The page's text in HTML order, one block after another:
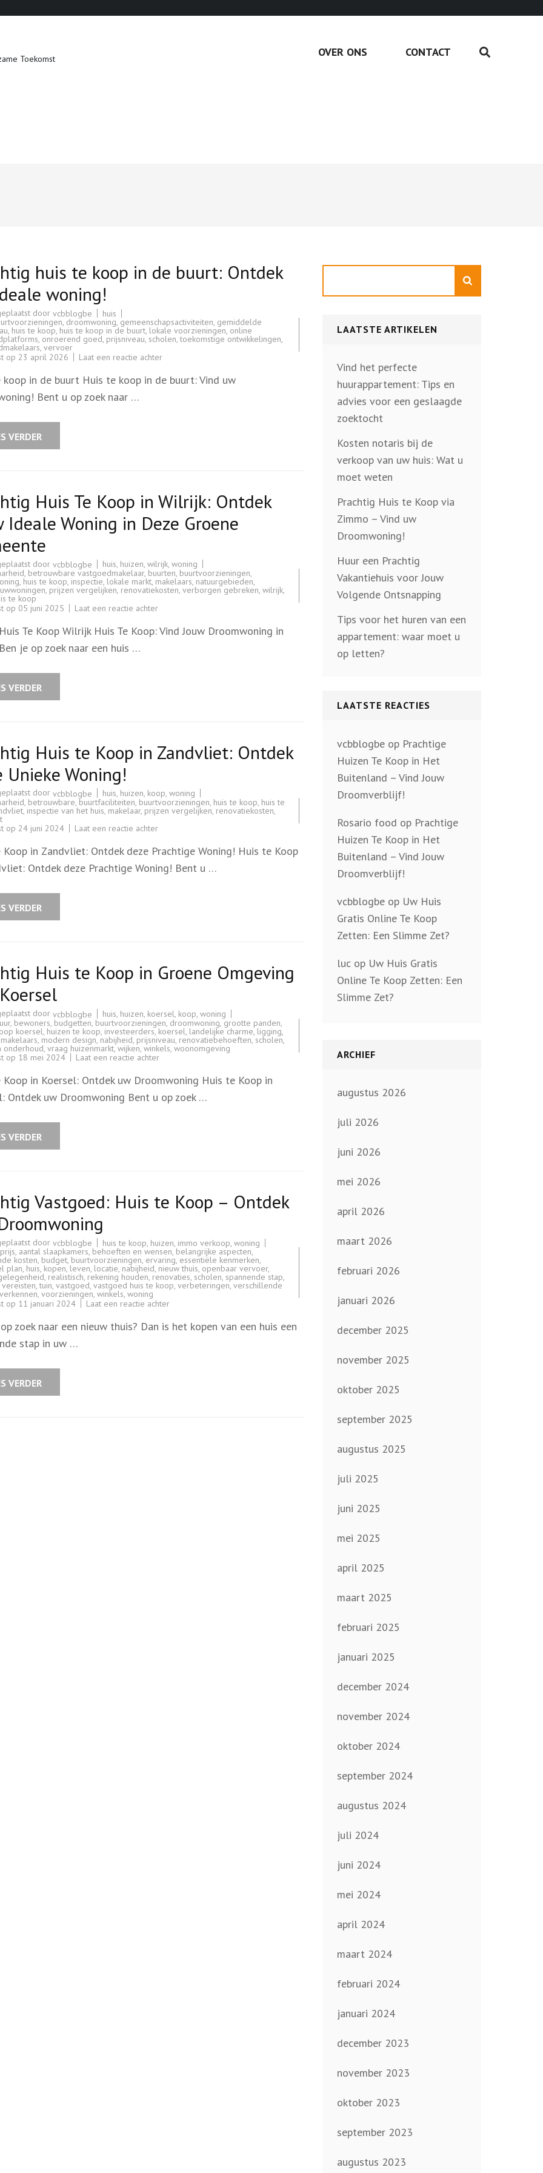
Toekomst OVER ONS CONTACT
huis te koop in de buurt: Ontdek
woning!
door vcbblogbe
huis
, droomwoning, gemeenschapsactiviteiten, gemiddelde
, huis te koop, huis te koop in de buurt, lokale voorzieningen, online
, onroerend goed, prijsniveau, scholen,toekomstige ontwikkelingen,
, vervoer
op 23 april 2026 Laat een reactie achterop
te
in de buurt Huis te koop in de buurt: Vind uw
Bent u op zoek naar …
VERDER
Huis Te Koop in Wilrijk: Ontdek
Ideale Woning in Deze Groene
door vcbblogbe huis, huizen, wilrijk, woning
, betrouwbare vastgoedmakelaar, buurten, buurtvoorzieningen,
, huis te koop, inspectie, lokale markt, makelaars, natuurgebieden,
, prijzen vergelijken, renovatiekosten, verborgen gebreken, wilrijk,
te koop
op 05 juni 2025 Laat een reactie achterop
Te
Te Koop Wilrijk Huis Te Koop: Vind Jouw Droomwoning in
je op zoek naar een huis …
VERDER
Huis te Koop in Zandvliet: Ontdek
Unieke Woning!
door vcbblogbe huis, huizen, koop, woning
, betrouwbare,buurtfaciliteiten, buurtvoorzieningen, huis te koop, huis te
, inspectie van het huis, makelaar, prijzen vergelijken, renovatiekosten,
op 24 juni 2024 Laat een reactie achterop
te
in
in Zandvliet: Ontdek deze Prachtige Woning! Huis te Koop
Ontdek deze Prachtige Woning! Bent u …
VERDER
Huis te Koop in Groene Omgeving
door vcbblogbe huis, huizen, koersel, koop, woning
, bewoners budgetten buurtvoorzieningen droomwoning grootte panden
koersel huizen te koop investeerders, koersel landelijke charme, ligging
makelaars modern design, nabijheid prijsniveau renovatiebehoeften scholen
onderhoud vraag huizenmarkt,wijken winkels woonomgeving
op 18 mei 2024 Laat een reactie achterop
te
in
in Koersel: Ontdek uw Droomwoning Huis te Koop in
Ontdek uw Droomwoning Bent u op zoek …
VERDER
Vastgoed: Huis te Koop – Ontdek
door vcbblogbe huis te koop huizen immo verkoop woning
, aantal slaapkamers, behoeften en wensen, belangrijke aspecten,
kosten, budget, buurtvoorzieningen, ervaring, essentiële kenmerken,
plan, huis, kopen, leven, locatie, nabijheid, nieuw thuis, openbaar vervoer,
, realistisch, rekening houden, renovaties, scholen, spannende stap,
,tuin, vastgoed, vastgoed huis te koop, verbeteringen, verschillende
, voorzieningen, winkels, woning
op 11 januari 2024 Laat een reactie achterop
Huis
zoek naar een nieuw thuis? Dan is het kopen van een huis een
stap in uw …
VERDER
LAATSTE ARTIKELEN
Vind het perfecte
huurappartement: Tips en
advies voor een geslaagde
zoektocht
Kosten notaris bij de
verkoop van uw huis: Wat u
moet weten
Prachtig Huis te Koop via
Zimmo – Vind uw
Droomwoning!
Huur een Prachtig
Vakantiehuis voor Jouw
Volgende Ontsnapping
Tips voor het huren van een
appartement: waar moet u
op letten?
LAATSTE REACTIES
vcbblogbeop Prachtige
Huizen Te Koop in Het
Buitenland – Vind Jouw
Droomverblijf!
Rosario food op Prachtige
Huizen Te Koop in Het
Buitenland – Vind Jouw
Droomverblijf!
vcbblogbeop Uw Huis
Gratis Online Te Koop
Zetten: Een Slimme Zet?
lucop Uw Huis Gratis
Online Te Koop Zetten: Een
Slimme Zet?
ARCHIEF
augustus 2026
juli 2026
juni 2026
mei 2026
april 2026
maart 2026
februari 2026
januari 2026
december 2025
november 2025
oktober 2025
september 2025
augustus 2025
juli 2025
juni 2025
mei 2025
april 2025
maart 2025
februari 2025
januari 2025
december 2024
november 2024
oktober 2024
september 2024
augustus 2024
juli 2024
juni 2024
mei 2024
april 2024
maart 2024
februari 2024
januari 2024
december 2023
november 2023
oktober 2023
september 2023
augustus 2023